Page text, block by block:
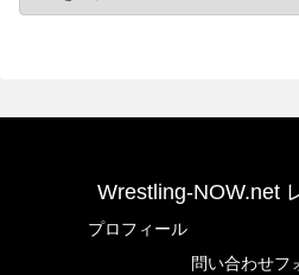
Wrestling-NOW.net
プロフィール
問い合わせフ